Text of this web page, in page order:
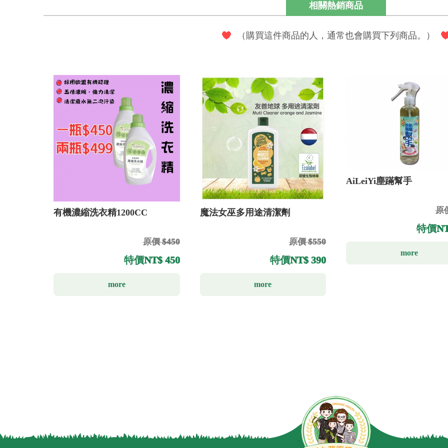
相關熱銷商品
（購買這件商品的人，通常也會購買下列商品。）
有機濃縮洗衣精1200CC
原價 $450
特價NT$ 450
more
魔法女巫多用途清潔劑
原價 $550
特價NT$ 390
more
AiLeiYi塵蹣幫手
原
特價
more